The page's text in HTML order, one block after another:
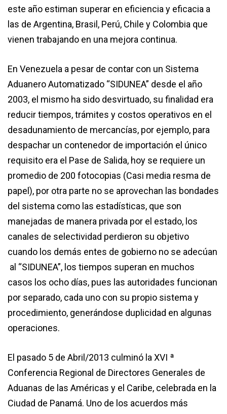
este año estiman superar en eficiencia y eficacia a
las de Argentina, Brasil, Perú, Chile y Colombia que
vienen trabajando en una mejora continua.
En Venezuela a pesar de contar con un Sistema
Aduanero Automatizado “SIDUNEA” desde el año
2003, el mismo ha sido desvirtuado, su finalidad era
reducir tiempos, trámites y costos operativos en el
desadunamiento de mercancías, por ejemplo, para
despachar un contenedor de importación el único
requisito era el Pase de Salida, hoy se requiere un
promedio de 200 fotocopias (Casi media resma de
papel), por otra parte no se aprovechan las bondades
del sistema como las estadísticas, que son
manejadas de manera privada por el estado, los
canales de selectividad perdieron su objetivo
cuando los demás entes de gobierno no se adecúan
al “SIDUNEA”, los tiempos superan en muchos
casos los ocho días, pues las autoridades funcionan
por separado, cada uno con su propio sistema y
procedimiento, generándose duplicidad en algunas
operaciones.
El pasado 5 de Abril/2013 culminó la XVI ª
Conferencia Regional de Directores Generales de
Aduanas de las Américas y el Caribe, celebrada en la
Ciudad de Panamá. Uno de los acuerdos más